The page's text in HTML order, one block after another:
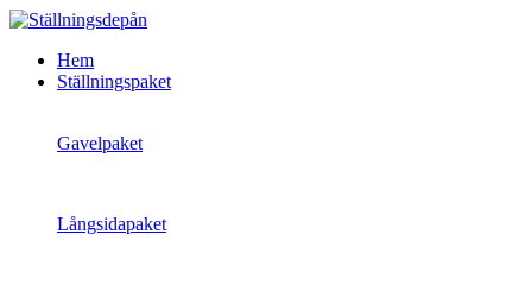
Hem
Ställningspaket
Gavelpaket
Långsidapaket